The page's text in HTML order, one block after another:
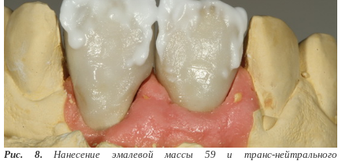
Рис. 8. Нанесение эмалевой массы 59 и транс-нейтрального